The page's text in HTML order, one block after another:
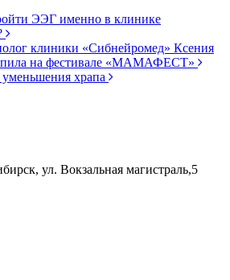
ЭЭГ именно в клинике
клиники «Сибнейромед» Ксения
на фестивале «МАМАФЕСТ»
храпа
ул. Вокзальная магистраль,5